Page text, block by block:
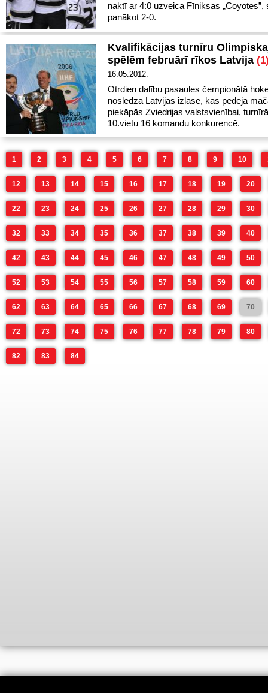
naktī ar 4:0 uzveica Fīniksas „Coyotes”,
panākot 2-0.
Kvalifikācijas turnīru
spēlēm februārī rīkos Latvija
16.05.2012.
Otrdien dalību pasaules čempionātā
noslēdza Latvijas izlase, kas pēdējā
piekāpās Zviedrijas valstsvienībai,
10.vietu 16 komandu konkurencē.
1 2 3 4 5 6 7 8 9 10
12 13 14 15 16 17 18 19 20
22 23 24 25 26 27 28 29 30
32 33 34 35 36 37 38 39 40
42 43 44 45 46 47 48 49 50
52 53 54 55 56 57 58 59 60
62 63 64 65 66 67 68 69 70
72 73 74 75 76 77 78 79 80
82 83 84